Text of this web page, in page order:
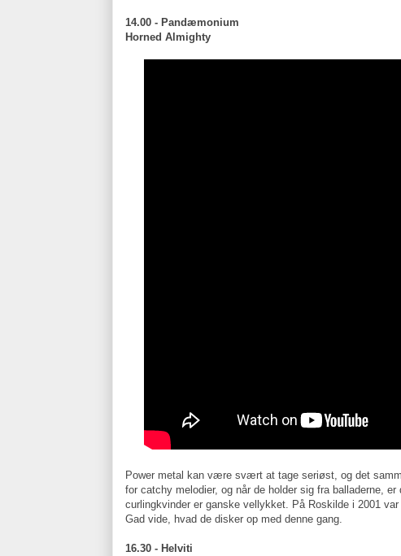
14.00 - Pandæmonium
Horned Almighty
Power metal kan være svært at tage seriøst, og det
for catchy melodier, og når de holder sig fra balladerne,
curlingkvinder er ganske vellykket. På Roskilde i 2001
Gad vide, hvad de disker op med denne gang.
16.30 - Helviti